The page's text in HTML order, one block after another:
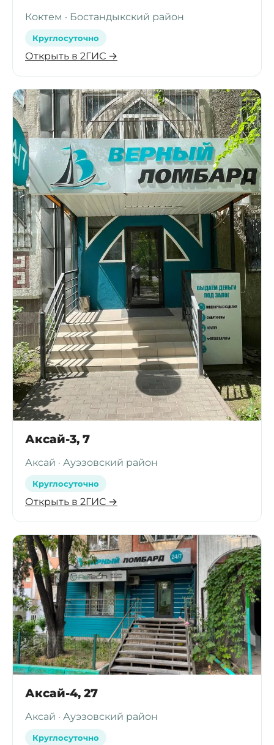
Коктем · Бостандыкский район
Круглосуточно
Открыть в 2ГИС →
Аксай-3, 7
Аксай · Ауэзовский район
Круглосуточно
Открыть в 2ГИС →
Аксай-4, 27
Аксай · Ауэзовский район
Круглосуточно